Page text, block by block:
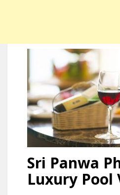
Sri Panwa
Luxury Pool